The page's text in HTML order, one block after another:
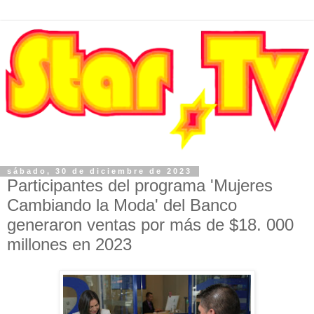
sábado, 30 de diciembre de 2023
Participantes del programa 'Mujeres
Cambiando la Moda' del Banco
generaron ventas por más de $18. 000
millones en 2023